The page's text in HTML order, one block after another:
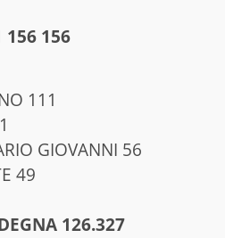
156 156
111
GIOVANNI 56
49
126.327